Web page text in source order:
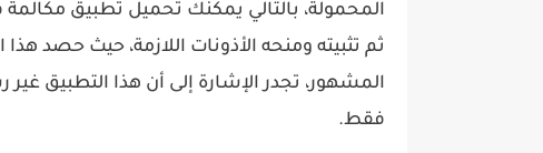
المحمولة، بالتالي يمكنك تحميل تطبيق مكالمة
ثم تثبيته ومنحه الأذونات اللازمة، حيث حصد
المشهور، تجدر الإشارة إلى أن هذا التطبيق
فقط.